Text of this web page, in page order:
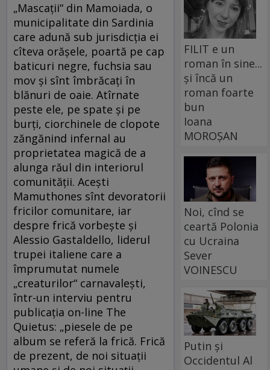
„Mascații“ din Mamoiada, o
municipalitate din Sardinia
care adună sub jurisdicția ei
cîteva orășele, poartă pe cap
baticuri negre, fuchsia sau
mov și sînt îmbrăcați în
blănuri de oaie. Atîrnate
peste ele, pe spate și pe
burți, ciorchinele de clopote
zăngănind infernal au
proprietatea magică de a
alunga răul din interiorul
comunității. Acești
Mamuthones sînt devoratorii
fricilor comunitare, iar
despre frică vorbește și
Alessio Gastaldello, liderul
trupei italiene care a
împrumutat numele
„creaturilor“ carnavalești,
într-un interviu pentru
publicația on-line The
Quietus: „piesele de pe
album se referă la frică. Frică
de prezent, de noi situații
FILIT e un
roman în sine...
și încă un
roman foarte
bun
Ioana
MOROȘAN
Noi, cînd se
ceartă Polonia
cu Ucraina
Sever
VOINESCU
Putin și
Occidentul Al